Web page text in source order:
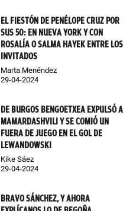
EL FIESTÓN DE PENÉLOPE CRUZ POR
SUS 50: EN NUEVA YORK Y CON
ROSALÍA O SALMA HAYEK ENTRE LOS
INVITADOS
Marta Menéndez
29-04-2024
DE BURGOS BENGOETXEA EXPULSÓ A
MAMARDASHVILI Y SE COMIÓ UN
FUERA DE JUEGO EN EL GOL DE
LEWANDOWSKI
Kike Sáez
29-04-2024
BRAVO SÁNCHEZ, Y AHORA